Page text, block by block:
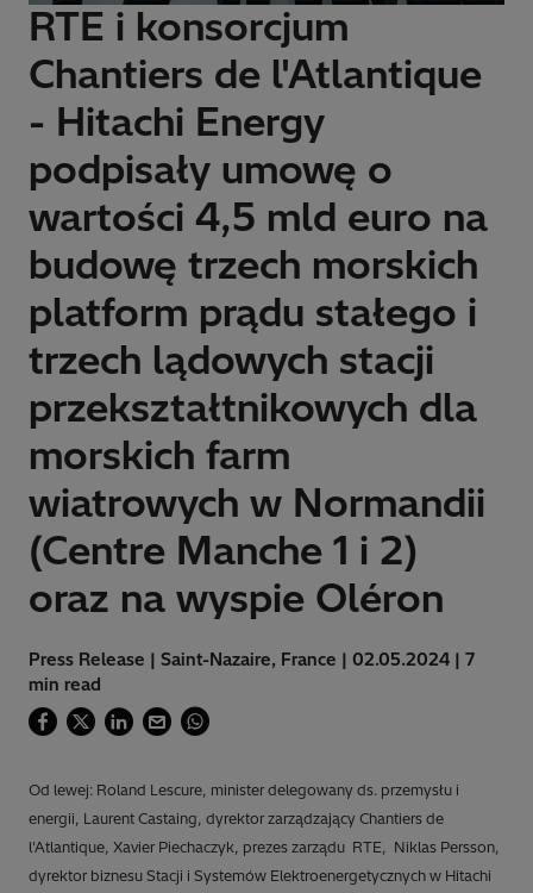
RTE i konsorcjum
Chantiers de l'Atlantique
- Hitachi Energy
podpisały umowę o
wartości 4,5 mld euro na
budowę trzech morskich
platform prądu stałego i
trzech lądowych stacji
przekształtnikowych dla
morskich farm
wiatrowych w Normandii
(Centre Manche 1 i 2)
oraz na wyspie Oléron
Press Release | Saint-Nazaire, France | 02.05.2024 | 7
min read
Od lewej: Roland Lescure, minister delegowany ds. przemysłu i
energii, Laurent Castaing, dyrektor zarządzający Chantiers de
l'Atlantique, Xavier Piechaczyk, prezes zarządu RTE, Niklas Persson,
dyrektor biznesu Stacji i Systemów Elektroenergetycznych w Hitachi